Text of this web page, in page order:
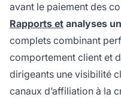
avant le paiement des
Rapports et analyses
complets combinant
comportement client et
dirigeants une visibilité
canaux d’affiliation à la